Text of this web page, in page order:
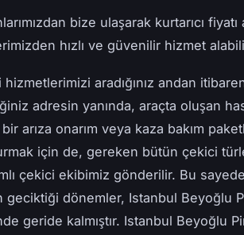
bize ulaşarak kurtarıcı
hızlı ve güvenilir hizmet
hizmetlerimizi aradığınız andan
adresin yanında, araçta oluşan
arıza onarım veya kaza bakım
için de, gereken bütün çekici
çekici ekibimiz gönderilir. Bu
geciktiği dönemler, Istanbul Beyoğlu
geride kalmıştır. Istanbul Beyoğlu